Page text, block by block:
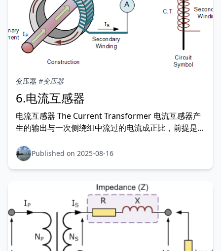
变压器 #变压器
6.电流互感器
电流互感器 The Current Transformer 电流互感器产
生的输出与一次侧绕组中流过的电流成正比，前提是一
感器，其设计目的是在二次侧绕组中产生与一次侧被测
电流成比例的交流电流。
Published on 2025-08-16